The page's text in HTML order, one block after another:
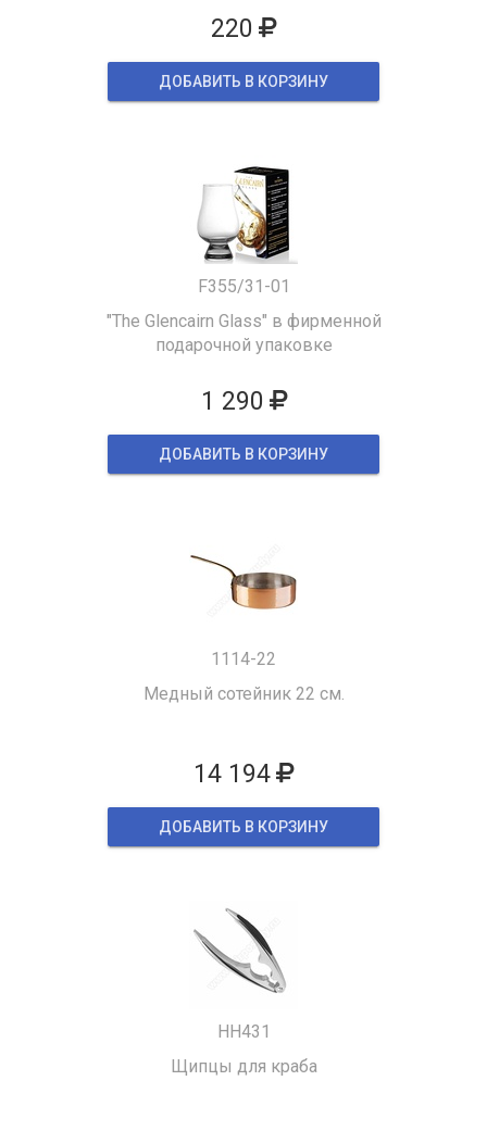
220
ДОБАВИТЬ В КОРЗИНУ
F355/31-01
"The Glencairn Glass" в фирменной
подарочной упаковке
1 290
ДОБАВИТЬ В КОРЗИНУ
1114-22
Медный сотейник 22 см.
14 194
ДОБАВИТЬ В КОРЗИНУ
HH431
Щипцы для краба